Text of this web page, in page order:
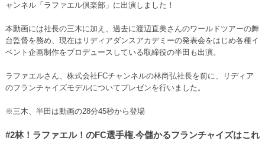
ャンネル「ラファエル倶楽部」に出演しました！
本動画には社長の三木に加え、過去に渡辺直美さんのワールドツアーの舞
台監督を務め、現在はリディアダンスアカデミーの発表会をはじめ各種イ
ベント企画制作をプロデュースしている取締役の半田も出演。
ラファエルさん、株式会社FCチャンネルの林尚弘社長を前に、リディア
のフランチャイズモデルについてプレゼンを行いました。
※三木、半田は動画の28分45秒から登場
#2林！ラファエル！のFC選手権.今儲かるフランチャイズはこれ